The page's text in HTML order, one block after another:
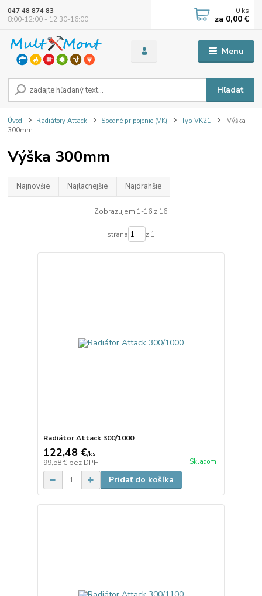
Menu
Hľadať
047 48 874 83
8:00-12:00 - 12:30-16:00
0 ks
za 0,00 €
Úvod Radiátory Attack Spodné pripojenie (VK) Typ VK21
Výška
300mm
Výška 300mm
Najnovšie Najlacnejšie Najdrahšie
Zobrazujem 1-16 z 16
strana z 1
Radiátor Attack 300/1000
122,48 €/ks
99,58 € bez DPH Skladom
Pridať do košíka